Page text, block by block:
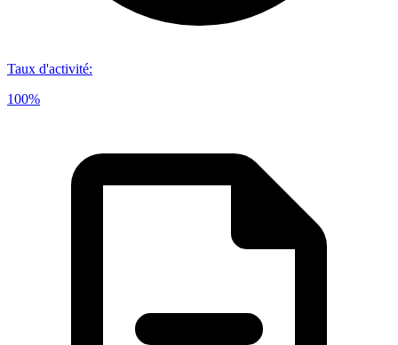
Taux d'activité:
100%